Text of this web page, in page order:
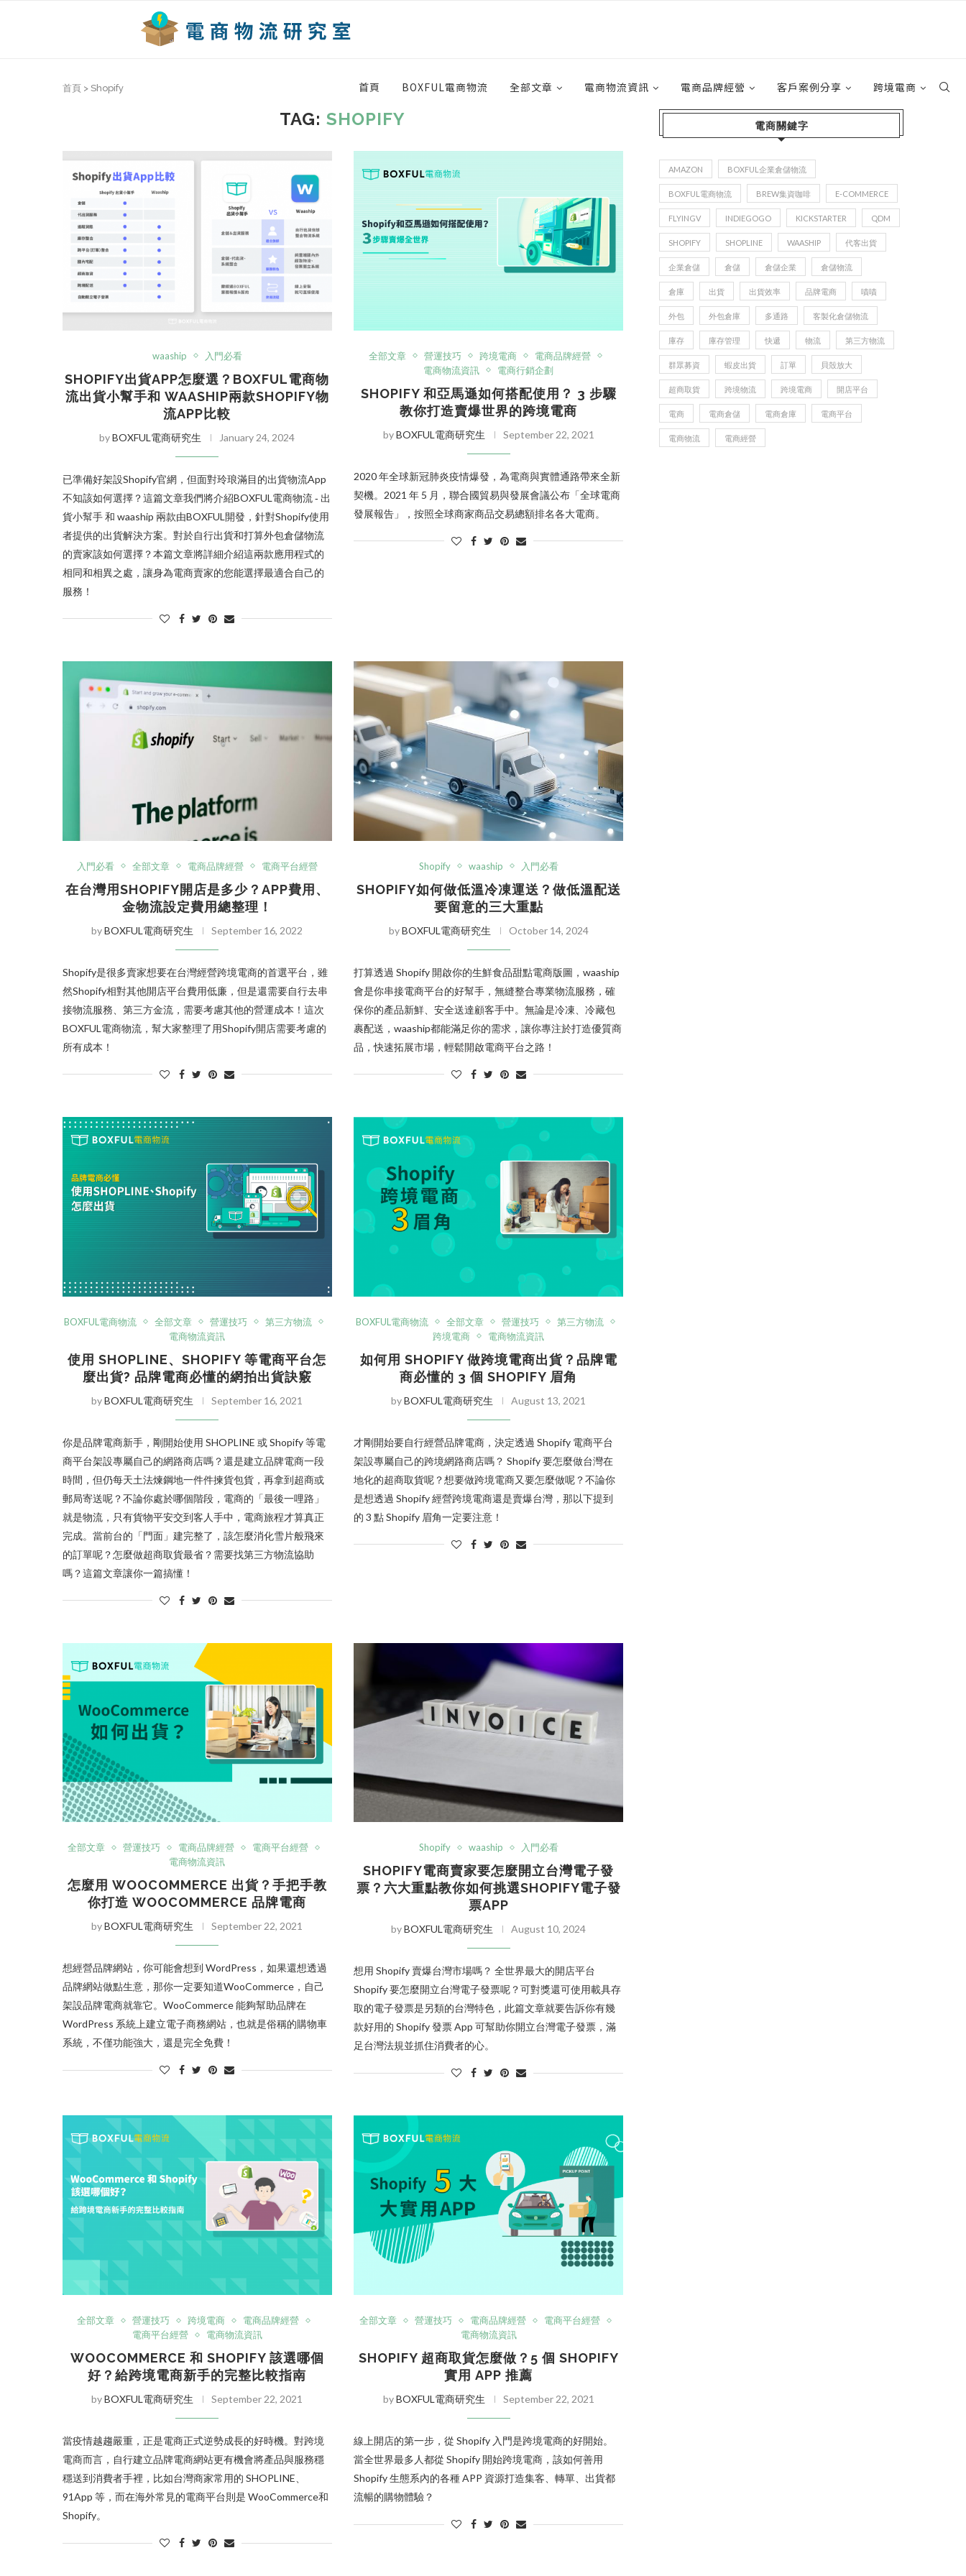
首頁 BOXFUL電商物流 全部文章 電商物流資訊 電商品牌經營 客戶案例分享 跨境電商
首頁 > Shopify
TAG:SHOPIFY
waaship 入門必看
SHOPIFY出貨APP怎麼選？BOXFUL電商物
流出貨小幫手和 WAASHIP兩款SHOPIFY物
流APP比較
byBOXFUL電商研究生 January 24, 2024
已準備好架設Shopify官網，但面對玲琅滿目的出貨物流App
不知該如何選擇？這篇文章我們將介紹BOXFUL電商物流 ‑ 出
貨小幫手 和 waaship 兩款由BOXFUL開發，針對Shopify使用
者提供的出貨解決方案。對於自行出貨和打算外包倉儲物流
的賣家該如何選擇？本篇文章將詳細介紹這兩款應用程式的
相同和相異之處，讓身為電商賣家的您能選擇最適合自己的
服務！
全部文章 營運技巧 跨境電商
電商品牌經營
電商物流資訊
電商行銷企劃
SHOPIFY 和亞馬遜如何搭配使用？ 3 步驟
教你打造賣爆世界的跨境電商
byBOXFUL電商研究生 September 22, 2021
2020 年全球新冠肺炎疫情爆發，為電商與實體通路帶來全新
契機。2021 年 5 月，聯合國貿易與發展會議公布「全球電商
發展報告」，按照全球商家商品交易總額排名各大電商。
入門必看 全部文章 電商品牌經營 電商平台經營
在台灣用SHOPIFY開店是多少？APP費用、
金物流設定費用總整理！
byBOXFUL電商研究生 September 16, 2022
Shopify是很多賣家想要在台灣經營跨境電商的首選平台，雖
然Shopify相對其他開店平台費用低廉，但是還需要自行去串
接物流服務、第三方金流，需要考慮其他的營運成本！這次
BOXFUL電商物流，幫大家整理了用Shopify開店需要考慮的
所有成本！
Shopify waaship 入門必看
SHOPIFY如何做低溫冷凍運送？做低溫配送
要留意的三大重點
byBOXFUL電商研究生 October 14, 2024
打算透過 Shopify 開啟你的生鮮食品甜點電商版圖，waaship
會是你串接電商平台的好幫手，無縫整合專業物流服務，確
保你的產品新鮮、安全送達顧客手中。無論是冷凍、冷藏包
裹配送，waaship都能滿足你的需求，讓你專注於打造優質商
品，快速拓展市場，輕鬆開啟電商平台之路！
BOXFUL電商物流 全部文章 營運技巧
第三方物流
電商物流資訊
使用 SHOPLINE、SHOPIFY 等電商平台怎
麼出貨? 品牌電商必懂的網拍出貨訣竅
byBOXFUL電商研究生 September 16, 2021
你是品牌電商新手，剛開始使用 SHOPLINE 或 Shopify 等電
商平台架設專屬自己的網路商店嗎？還是建立品牌電商一段
時間，但仍每天土法煉鋼地一件件揀貨包貨，再拿到超商或
郵局寄送呢？不論你處於哪個階段，電商的「最後一哩路」
就是物流，只有貨物平安交到客人手中，電商旅程才算真正
完成。當前台的「門面」建完整了，該怎麼消化雪片般飛來
的訂單呢？怎麼做超商取貨最省？需要找第三方物流協助
嗎？這篇文章讓你一篇搞懂！
BOXFUL電商物流 全部文章 營運技巧
第三方物流
跨境電商
電商物流資訊
如何用 SHOPIFY 做跨境電商出貨？品牌電
商必懂的 3 個 SHOPIFY 眉角
byBOXFUL電商研究生 August 13, 2021
才剛開始要自行經營品牌電商，決定透過 Shopify 電商平台
架設專屬自己的跨境網路商店嗎？ Shopify 要怎麼做台灣在
地化的超商取貨呢？想要做跨境電商又要怎麼做呢？不論你
是想透過 Shopify 經營跨境電商還是賣爆台灣，那以下提到
的 3 點 Shopify 眉角一定要注意！
全部文章 營運技巧 電商品牌經營
電商平台經營
電商物流資訊
怎麼用 WOOCOMMERCE 出貨？手把手教
你打造 WOOCOMMERCE 品牌電商
byBOXFUL電商研究生 September 22, 2021
想經營品牌網站，你可能會想到 WordPress，如果還想透過
品牌網站做點生意，那你一定要知道WooCommerce，自己
架設品牌電商就靠它。WooCommerce 能夠幫助品牌在
WordPress 系統上建立電子商務網站，也就是俗稱的購物車
系統，不僅功能強大，還是完全免費！
Shopify waaship 入門必看
SHOPIFY電商賣家要怎麼開立台灣電子發
票？六大重點教你如何挑選SHOPIFY電子發
票APP
byBOXFUL電商研究生 August 10, 2024
想用 Shopify 賣爆台灣市場嗎？ 全世界最大的開店平台
Shopify 要怎麼開立台灣電子發票呢？可對獎還可使用載具存
取的電子發票是另類的台灣特色，此篇文章就要告訴你有幾
款好用的 Shopify 發票 App 可幫助你開立台灣電子發票，滿
足台灣法規並抓住消費者的心。
全部文章 營運技巧 跨境電商
電商品牌經營
電商平台經營
電商物流資訊
WOOCOMMERCE 和 SHOPIFY 該選哪個
好？給跨境電商新手的完整比較指南
byBOXFUL電商研究生 September 22, 2021
當疫情越趨嚴重，正是電商正式逆勢成長的好時機。對跨境
電商而言，自行建立品牌電商網站更有機會將產品與服務穩
穩送到消費者手裡，比如台灣商家常用的 SHOPLINE、
91App 等，而在海外常見的電商平台則是 WooCommerce和
Shopify。
全部文章 營運技巧 電商品牌經營
電商平台經營
電商物流資訊
SHOPIFY 超商取貨怎麼做？5 個 SHOPIFY
實用 APP 推薦
byBOXFUL電商研究生 September 22, 2021
線上開店的第一步，從 Shopify 入門是跨境電商的好開始。
當全世界最多人都從 Shopify 開始跨境電商，該如何善用
Shopify 生態系內的各種 APP 資源打造集客、轉單、出貨都
流暢的購物體驗？
電商關鍵字
AMAZON BOXFUL企業倉儲物流
BOXFUL電商物流 BREW集資咖啡 E-COMMERCE
FLYINGV INDIEGOGO KICKSTARTER QDM
SHOPIFY SHOPLINE WAASHIP 代客出貨
企業倉儲 倉儲 倉儲企業 倉儲物流
倉庫 出貨 出貨效率 品牌電商 嘖嘖
外包 外包倉庫 多通路 客製化倉儲物流
庫存 庫存管理 快遞 物流 第三方物流
群眾募資 蝦皮出貨 訂單 貝殼放大
超商取貨 跨境物流 跨境電商 開店平台
電商 電商倉儲 電商倉庫 電商平台
電商物流 電商經營